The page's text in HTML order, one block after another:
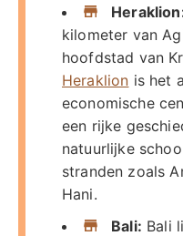
kilometer van
hoofdstad van
Heraklion is het
economische
een rijke
natuurlijke
stranden zoals
Hani.
Bali: Bali